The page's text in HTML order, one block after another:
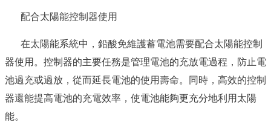
配合太陽能控制器使用
在太陽能系統中，鉛酸免維護蓄電池需要配合太陽能控制
器使用。控制器的主要任務是管理電池的充放電過程，防止電
池過充或過放，從而延長電池的使用壽命。同時，高效的控制
器還能提高電池的充電效率，使電池能夠更充分地利用太陽
能。